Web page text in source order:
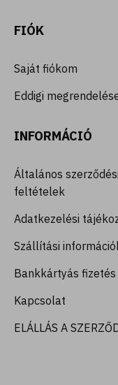
FIÓK
Saját fiókom
Eddigi
INFORMÁCIÓ
Általános szerződési
feltételek
Adatkezelési
Szállítási
Bankkártyás fizetés
Kapcsolat
ELÁLLÁS A